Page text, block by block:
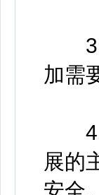
3、
加需
4、
展的